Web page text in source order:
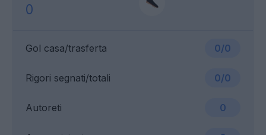
0
Gol casa/trasferta 0/0
Rigori segnati/totali 0/0
Autoreti 0